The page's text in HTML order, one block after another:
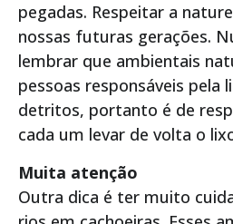
pegadas. Respeitar a
nossas futuras gerações.
lembrar que ambientais
pessoas responsáveis pela
detritos, portanto é de
cada um levar de volta o
Muita atenção
Outra dica é ter muito